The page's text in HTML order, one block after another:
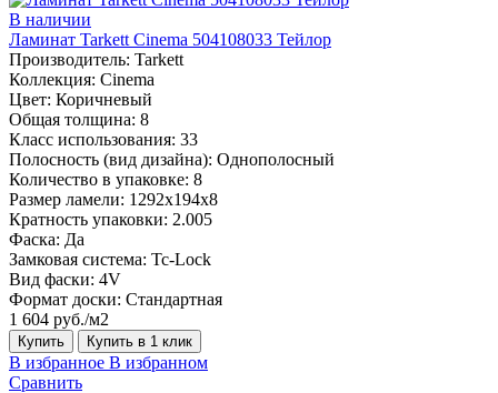
В наличии
Ламинат Tarkett Cinema 504108033 Тейлор
Производитель: Tarkett
Коллекция: Cinema
Цвет: Коричневый
Общая толщина: 8
Класс использования: 33
Полосность (вид дизайна): Однополосный
Количество в упаковке: 8
Размер ламели: 1292х194х8
Кратность упаковки: 2.005
Фаска: Да
Замковая система: Tc-Lock
Вид фаски: 4V
Формат доски: Стандартная
1 604 руб./м2
Купить Купить в 1 клик
В избранное В избранном
Сравнить